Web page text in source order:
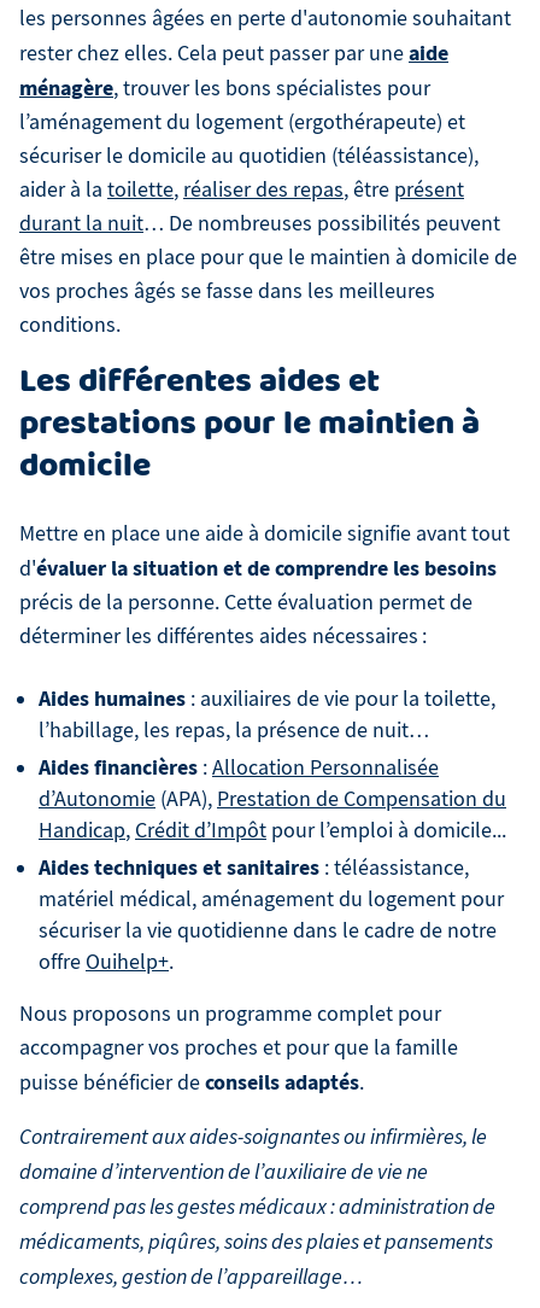
les personnes âgées en perte d'autonomie souhaitant
rester chez elles. Cela peut passer par uneaide
ménagère, trouver les bons spécialistes pour
l’aménagement du logement (ergothérapeute) et
sécuriser le domicile au quotidien (téléassistance),
aider à la toilette, réaliser des repas, être présent
durant la nuit… De nombreuses possibilités peuvent
être mises en place pour que le maintien à domicile de
vos proches âgés se fasse dans les meilleures
conditions.
Les différentes aides et
prestations pour le maintien à
domicile
Mettre en place une aide à domicile signifie avant tout
d'évaluer la situation et de comprendre les besoins
précis de la personne. Cette évaluation permet de
déterminer les différentes aides nécessaires :
Aides humaines : auxiliaires de vie pour la toilette,
l’habillage, les repas, la présence de nuit…
Aides financières :Allocation Personnalisée
d’Autonomie (APA), Prestation de Compensation du
Handicap, Crédit d’Impôt pour l’emploi à domicile...
Aides techniques et sanitaires : téléassistance,
matériel médical, aménagement du logement pour
sécuriser la vie quotidienne dans le cadre de notre
offre Ouihelp+.
Nous proposons un programme complet pour
accompagner vos proches et pour que la famille
puisse bénéficier deconseils adaptés.
Contrairement aux aides-soignantes ou infirmières, le
domaine d’intervention de l’auxiliaire de vie ne
comprend pas les gestes médicaux : administration de
médicaments, piqûres, soins des plaies et pansements
complexes, gestion de l’appareillage…